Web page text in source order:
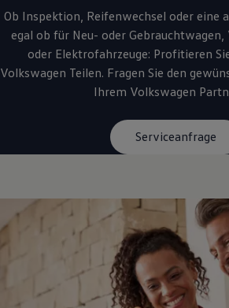
Ob Inspektion, Reifenwechsel oder eine
egal ob für Neu- oder Gebrauchtwagen
oder Elektrofahrzeuge: Profitieren
Volkswagen Teilen. Fragen Sie den
Ihrem Volkswagen
Serviceanfrage